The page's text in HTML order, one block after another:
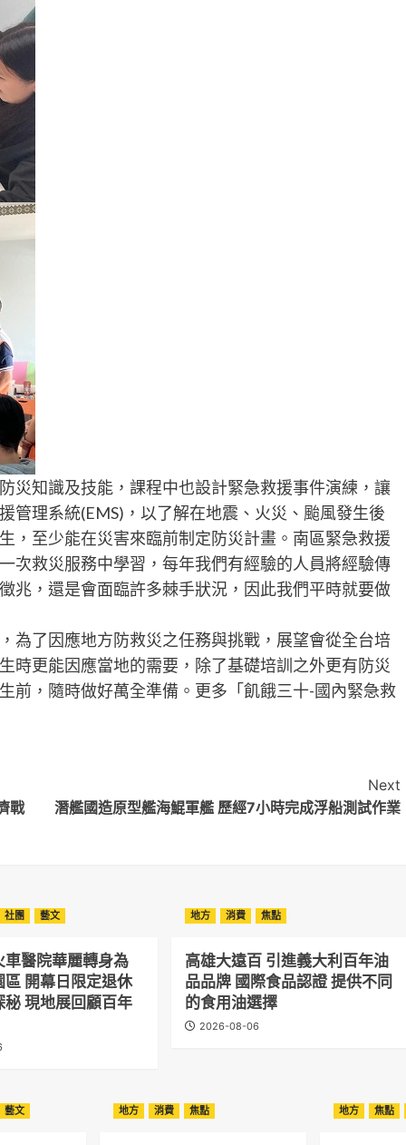
災知識及技能，課程中也設計緊急救援事件演練，讓
管理系統(EMS)，以了解在地震、火災、颱風發生後
，至少能在災害來臨前制定防災計畫。南區緊急救援
次救災服務中學習，每年我們有經驗的人員將經驗傳
兆，還是會面臨許多棘手狀況，因此我們平時就要做
為了因應地方防救災之任務與挑戰，展望會從全台培
時更能因應當地的需要，除了基礎培訓之外更有防災
前，隨時做好萬全準備。更多「飢餓三十-國內緊急救
戰
Next
潛艦國造原型艦海鯤軍艦 歷經7小時完成浮船測試作業
社團 藝文
車醫院華麗轉身為
區 開幕日限定退休
秘 現地展回顧百年
地方 消費 焦點
高雄大遠百 引進義大利百年油
品品牌 國際食品認證 提供不同
的食用油選擇
2026-08-06
藝文 地方 消費 焦點 地方 焦點